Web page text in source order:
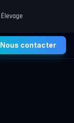
Élevage
Santé Éducation
Nous contacter